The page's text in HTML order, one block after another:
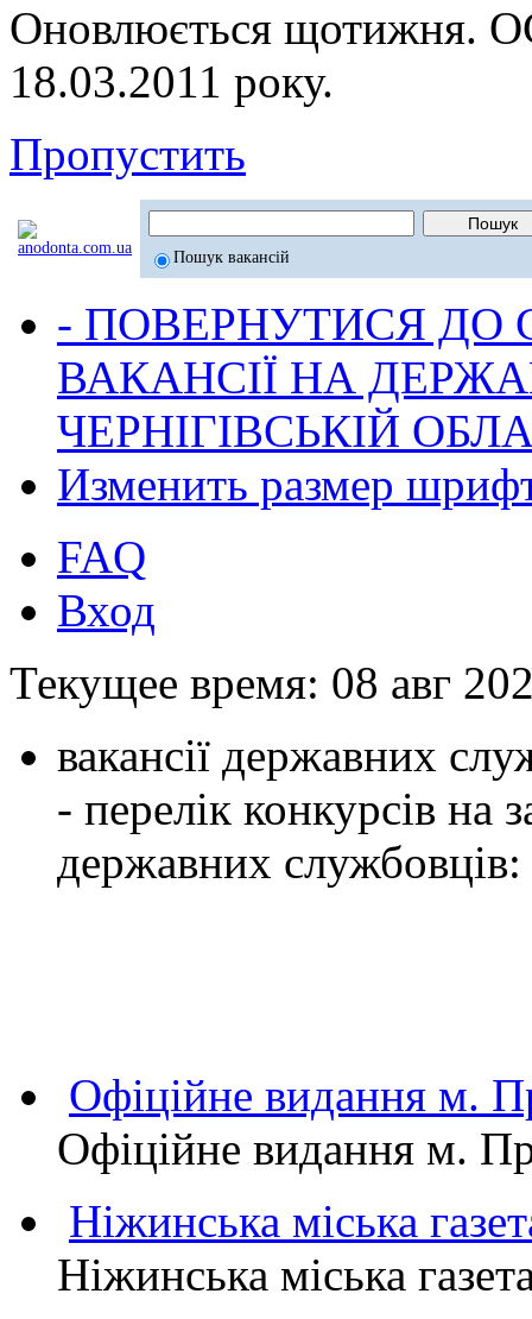
Оновлюється
18.03.2011 року.
Пропустить
Пошук вакансій
- ПОВЕРНУТИСЯ ДО
ВАКАНСІЇ НА
ЧЕРНІГІВСЬКІЙ
Изменить размер
FAQ
Вход
Текущее время: 08 авг
вакансії державних
- перелік конкурсів на
державних службовців:
Офіційне видання
Офіційне видання м.
Ніжинська міська
Ніжинська міська